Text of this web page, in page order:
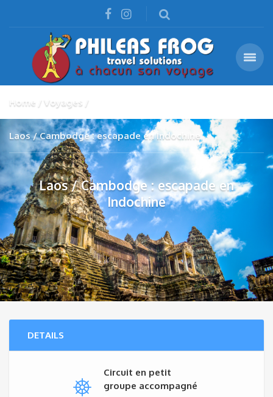
Home Voyages
Laos / Cambodge : escapade en Indochine
Laos / Cambodge : escapade en
Indochine
DETAILS
Circuit en petit
groupe accompagné